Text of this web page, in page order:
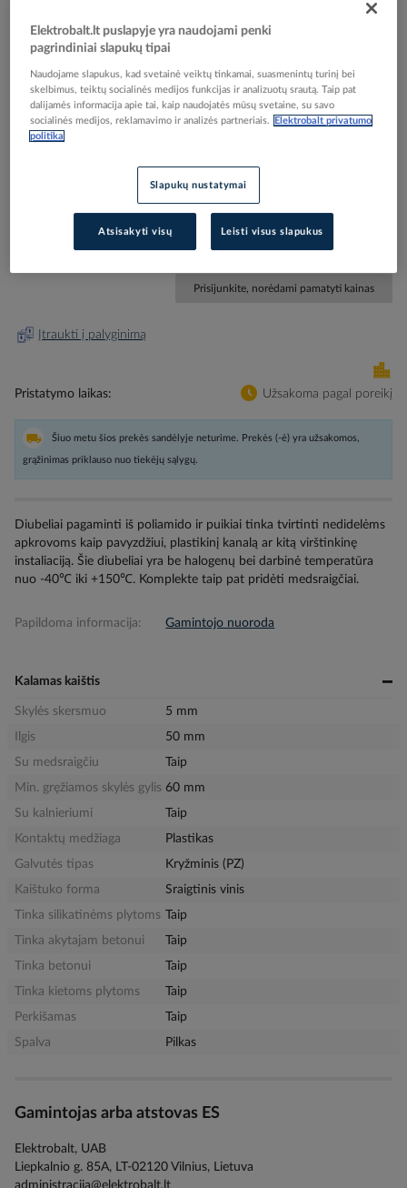
Skip
the
beginning
Reali prekė gali skirtis nuo pavaizduotos nuotraukoje
Diubelis 5x50mm kalamas, kaištis su medsraigčiu
Elektrobalt prekės kodas
4016705128648
Gamintojo prekės kodas
Prisijunkite, norėdami pamatyti kainas
Įtraukti į palyginimą
Pristatymo laikas Užsakoma pagal poreikį
Šiuo metu šios prekės sandėlyje neturime. Prekės (-ė) yra užsakomos,
grąžinimas priklauso nuo tiekėjų sąlygų.
Diubeliai pagaminti iš poliamido ir puikiai tinka tvirtinti nedidelėms
apkrovoms kaip pavyzdžiui, plastikinį kanalą ar kitą virštinkinę
instaliaciją. Šie diubeliai yra be halogenų bei darbinė temperatūra
nuo -40℃ iki +150℃. Komplekte taip pat pridėti medsraigčiai.
Papildoma informacija: Gamintojo nuoroda
Kalamas kaištis
Skylės skersmuo
5 mm
Ilgis
50 mm
Su medsraigčiu
Taip
Min. gręžiamos skylės gylis 60 mm
Su kalnieriumi
Taip
Kontaktų medžiaga
Plastikas
Galvutės tipas
Kryžminis (PZ)
Kaištuko forma
Sraigtinis vinis
Tinka silikatinėms plytoms
Taip
Tinka akytajam betonui
Taip
Tinka betonui
Taip
Tinka kietoms plytoms
Taip
Perkišamas
Taip
Spalva
Pilkas
Gamintojas arba atstovas ES
Elektrobalt, UAB
Liepkalnio g. 85A, LT-02120 Vilnius, Lietuva
administracija@elektrobalt.lt
Elektrobalt.lt puslapyje yra naudojami penki
pagrindiniai slapukų tipai
Naudojame slapukus, kad svetainė veiktų tinkamai, suasmenintų turinį bei
skelbimus, teiktų socialinės medijos funkcijas ir analizuotų srautą. Taip pat
dalijamės informacija apie tai, kaip naudojatės mūsų svetaine, su savo
socialinės medijos, reklamavimo ir analizės partneriais.
Elektrobalt privatumo
politika
Slapukų nustatymai
Atsisakyti visų Leisti visus slapukus